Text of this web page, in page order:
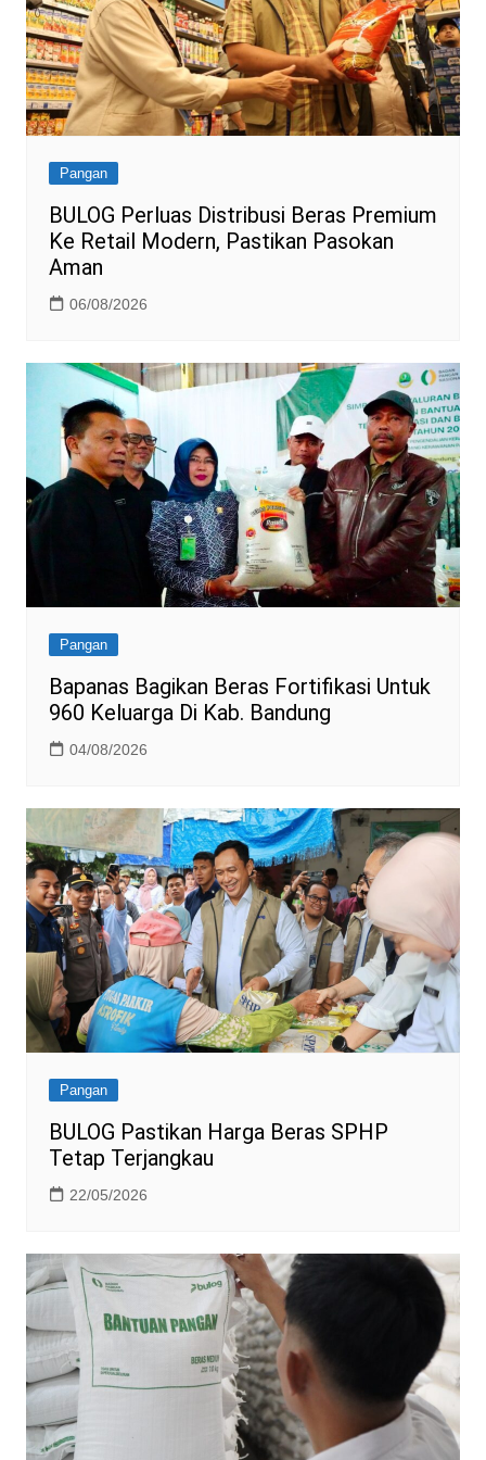
Pangan
BULOG Perluas Distribusi Beras Premium
Ke Retail Modern, Pastikan Pasokan
Aman
06/08/2026
Pangan
Bapanas Bagikan Beras Fortifikasi Untuk
960 Keluarga Di Kab. Bandung
04/08/2026
Pangan
BULOG Pastikan Harga Beras SPHP
Tetap Terjangkau
22/05/2026